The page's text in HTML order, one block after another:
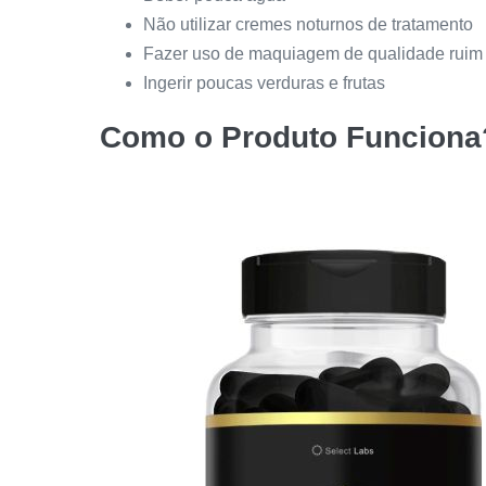
Não utilizar cremes noturnos de tratamento
Fazer uso de maquiagem de qualidade ruim
Ingerir poucas verduras e frutas
Como o Produto